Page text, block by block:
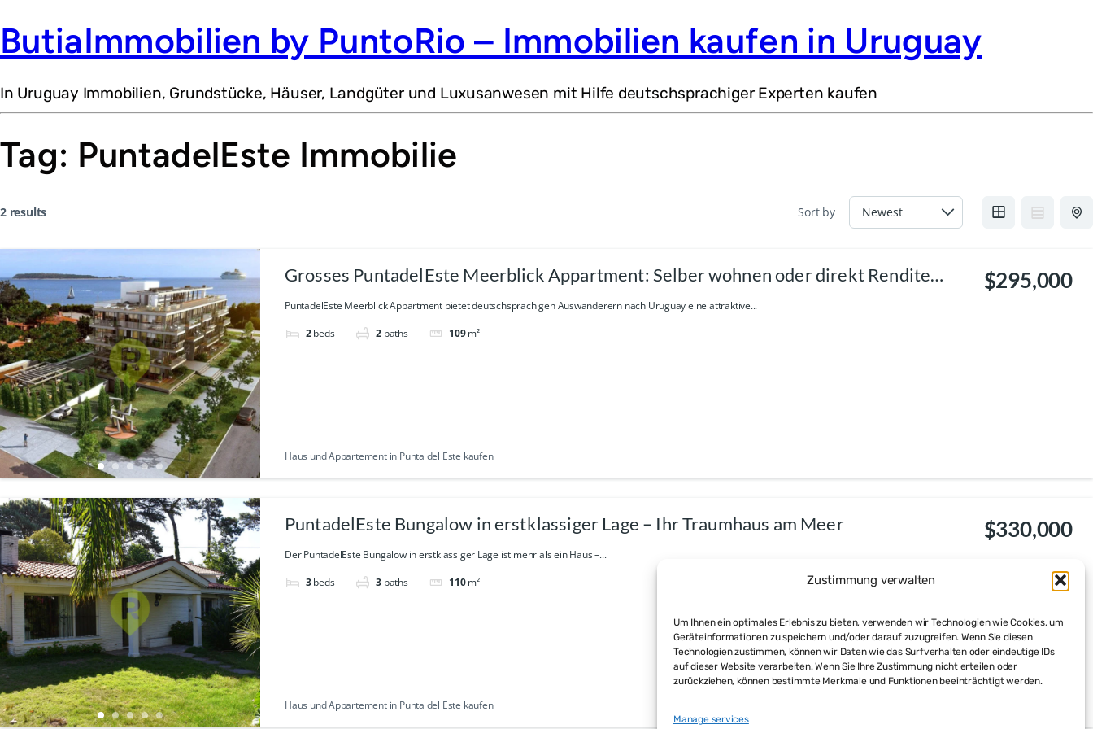
Zustimmung verwalten
Um Ihnen ein optimales Erlebnis zu bieten, verwenden wir Technologien wie Cookies, um
Geräteinformationen zu speichern und/oder darauf zuzugreifen. Wenn Sie diesen
Technologien zustimmen, können wir Daten wie das Surfverhalten oder eindeutige IDs
auf dieser Website verarbeiten. Wenn Sie Ihre Zustimmung nicht erteilen oder
zurückziehen, können bestimmte Merkmale und Funktionen beeinträchtigt werden.
Manage services
ButiaImmobilien by PuntoRio – Immobilien kaufen in Uruguay
In Uruguay Immobilien, Grundstücke, Häuser, Landgüter und Luxusanwesen mit Hilfe deutschsprachiger Experten kaufen
Tag: PuntadelEste Immobilie
2 results Sort by
Grosses PuntadelEste Meerblick Appartment: Selber wohnen oder direkt Rendite
sichern
PuntadelEste Meerblick Appartment bietet deutschsprachigen Auswanderern nach Uruguay eine attraktive...
2 beds 2 baths 109m²
$295,000
Haus und Appartement in Punta del Este kaufen
PuntadelEste Bungalow in erstklassiger Lage – Ihr Traumhaus am Meer
Der PuntadelEste Bungalow in erstklassiger Lage ist mehr als ein Haus –...
3 beds 3 baths 110m²
$330,000
Haus und Appartement in Punta del Este kaufen